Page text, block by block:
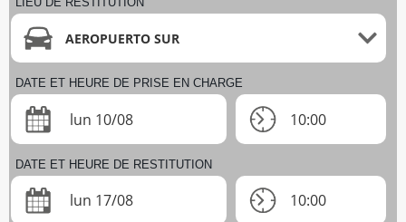
DATE ET HEURE DE PRISE EN CHARGE
lun 10/08 10:00
AEROPUERTO SUR
DATE ET HEURE DE RESTITUTION
lun 17/08 10:00